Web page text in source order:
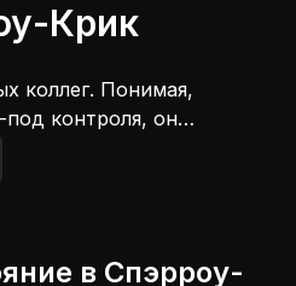
Крик
коллег. Понимая,
контроля, он
серию
в Спэрроу-